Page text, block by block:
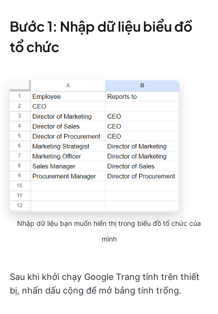
Bước 1: Nhập dữ liệu biểu đồ
tổ chức
Nhập dữ liệu bạn muốn hiển thị trong biểu đồ tổ chức của
mình
Sau khi khởi chạy Google Trang tính trên thiết
bị, nhấn dấu cộng để mở bảng tính trống.